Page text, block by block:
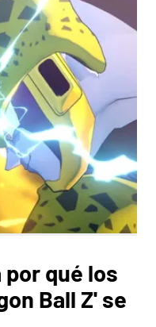
qué los
Ball Z' se